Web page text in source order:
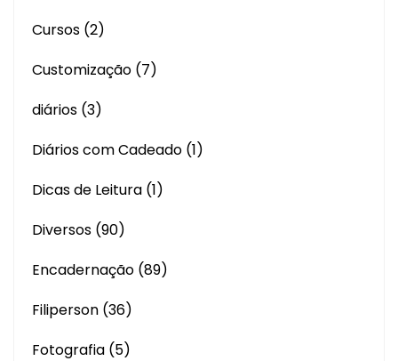
Cursos (2)
Customização (7)
diários (3)
Diários com Cadeado (1)
Dicas de Leitura (1)
Diversos (90)
Encadernação (89)
Filiperson (36)
Fotografia (5)